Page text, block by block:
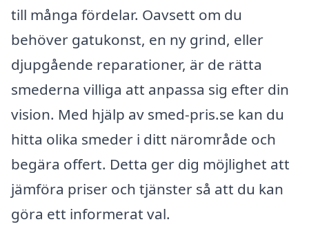
till många fördelar. Oavsett om du
behöver gatukonst, en ny grind, eller
djupgående reparationer, är de rätta
smederna villiga att anpassa sig efter din
vision. Med hjälp av smed-pris.se kan du
hitta olika smeder i ditt närområde och
begära offert. Detta ger dig möjlighet att
jämföra priser och tjänster så att du kan
göra ett informerat val.